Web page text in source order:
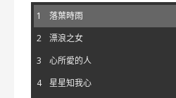
1
落葉時雨
2
漂浪之女
3
心所愛的人
4
星星知我心